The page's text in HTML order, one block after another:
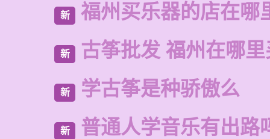
新 福州买乐器的店在哪
新 古筝批发 福州在哪
新 学古筝是种骄傲么
新 普通人学音乐有出路